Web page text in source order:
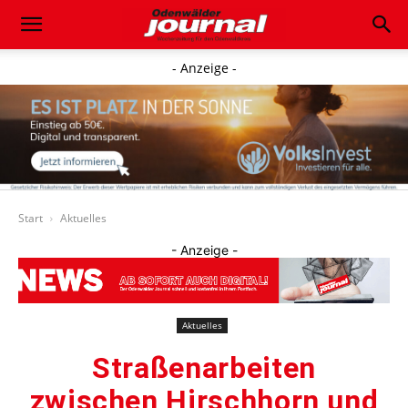
- Anzeige -
Start Aktuelles
- Anzeige -
Aktuelles
Straßenarbeiten
zwischen Hirschhorn und